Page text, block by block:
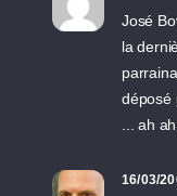
José
la
déposé
... ah
16/03/